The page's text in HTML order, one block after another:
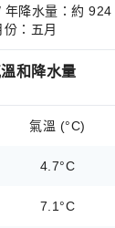
降水量：約 924
：五月
和降水量
氣溫 (°C)
4.7°C
7.1°C